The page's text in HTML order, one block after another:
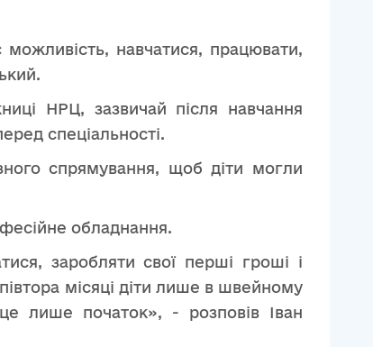
навчатися, працювати,
НРЦ, зазвичай після навчання
спеціальності.
спрямування, щоб діти могли
обладнання.
заробляти свої перші гроші і
місяці діти лише в швейному
лише початок», - розповів Іван